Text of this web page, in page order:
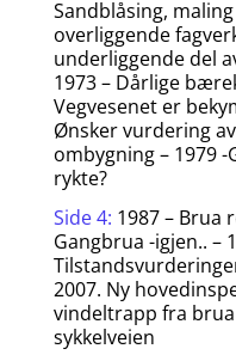
Sandblåsing,
overliggende
underliggende del
1973 – Dårlige
Vegvesenet er
Ønsker vurdering
ombygning – 1979
rykte?
Side 4: 1987 – Brua
Gangbrua -igjen.. –
2007. Ny
vindeltrapp fra
sykkelveien